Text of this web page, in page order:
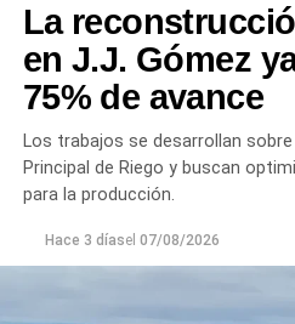
La
en J.J. Gómez
75% de avance
Los trabajos se desarrollan
Principal de Riego y buscan
para la producción.
Hace 3 díasel 07/08/2026